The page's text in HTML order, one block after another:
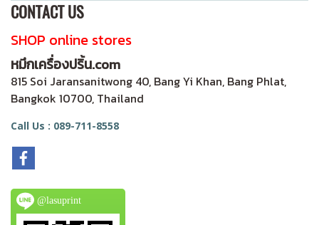
CONTACT US
SHOP online stores
หมึกเครื่องปริ้น.com
815 Soi Jaransanitwong 40, Bang Yi Khan, Bang Phlat,
Bangkok 10700, Thailand
Call Us : 089-711-8558
@lasuprint